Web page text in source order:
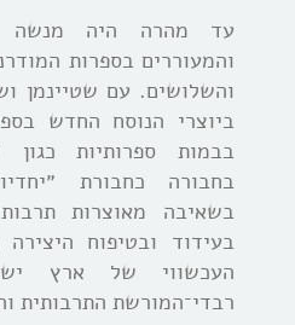
עד מהרה היה מנשה
והמעוררים בספרות
והשלושים. עם שטיינמן
ביוצרי הנוסח החדש
בבמות ספרותיות כגון
בחבורה כחבורת
בשאיבה מאוצרות
בעידוד ובטיפוח
העכשווי של ארץ
רבדי־המורשת התרבותית